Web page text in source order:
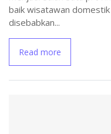
baik wisatawan
disebabkan...
Read more